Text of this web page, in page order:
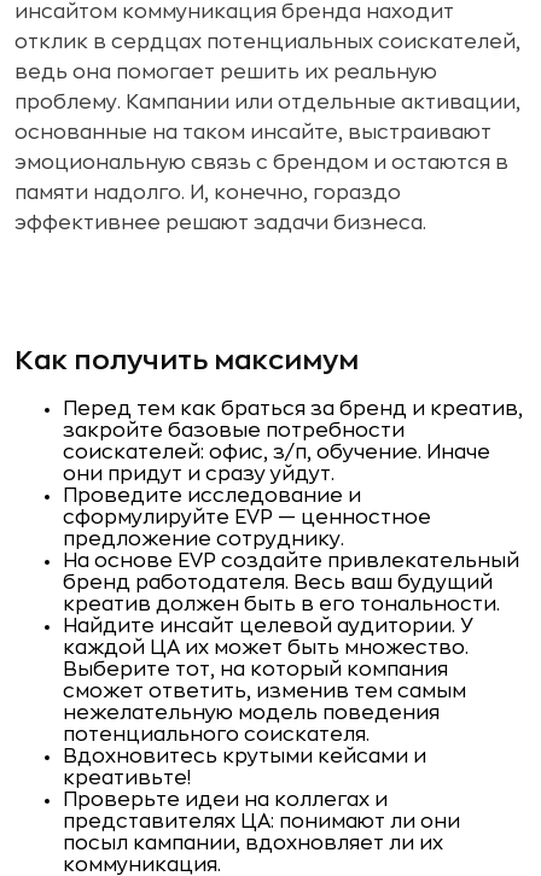
инсайтом коммуникация бренда находит
отклик в сердцах потенциальных соискателей,
ведь она помогает решить их реальную
проблему. Кампании или отдельные активации,
основанные на таком инсайте, выстраивают
эмоциональную связь с брендом и остаются в
памяти надолго. И, конечно, гораздо
эффективнее решают задачи бизнеса.
Как получить максимум
Перед тем как браться за бренд и креатив,
закройте базовые потребности
соискателей: офис, з/п, обучение. Иначе
они придут и сразу уйдут.
Проведите исследование и
сформулируйте EVP — ценностное
предложение сотруднику.
На основе EVP создайте привлекательный
бренд работодателя. Весь ваш будущий
креатив должен быть в его тональности.
Найдите инсайт целевой аудитории. У
каждой ЦА их может быть множество.
Выберите тот, на который компания
сможет ответить, изменив тем самым
нежелательную модель поведения
потенциального соискателя.
Вдохновитесь крутыми кейсами и
креативьте!
Проверьте идеи на коллегах и
представителях ЦА: понимают ли они
посыл кампании, вдохновляет ли их
коммуникация.